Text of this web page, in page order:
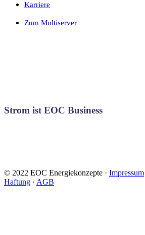
Karriere
Zum Multiserver
Strom ist EOC Business
© 2022 EOC Energiekonzepte · Impressum
Haftung · AGB